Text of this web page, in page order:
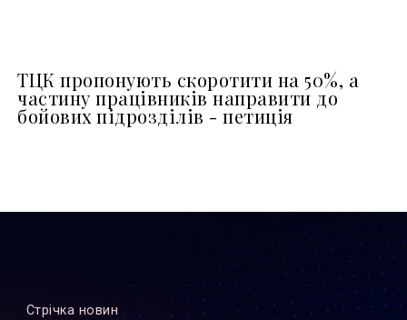
ТЦК пропонують скоротити на 50%, а
частину працівників направити до
бойових підрозділів - петиція
Стрiчка новин